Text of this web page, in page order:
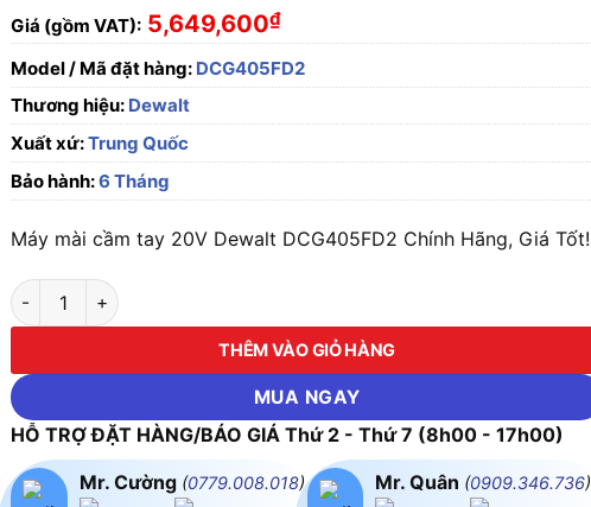
Giá (gồm VAT): 5,649,600₫
Model / Mã đặt hàng: DCG405FD2
Thương hiệu: Dewalt
Xuất xứ:Trung Quốc
Bảo hành:6 Tháng
Máy mài cầm tay 20V Dewalt DCG405FD2 Chính Hãng, Giá Tốt!
Máy mài cầm tay 20V Dewalt DCG405FD2 số lượng
THÊM VÀO GIỎ HÀNG
MUA NGAY
HỖ TRỢ ĐẶT HÀNG/BÁO GIÁ Thứ 2 - Thứ 7 (8h00 - 17h00)
Mr. Cường (0779.008.018) Mr. Quân (0909.346.736)